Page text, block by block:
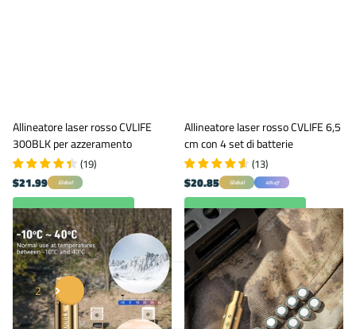
Allineatore laser rosso CVLIFE
300BLK per azzeramento
(19)
$21.99 Global
Visualizza opzioni
Allineatore laser rosso CVLIFE 6,5
cm con 4 set di batterie
(13)
$20.85 Global 40% off
Visualizza opzioni
1 2